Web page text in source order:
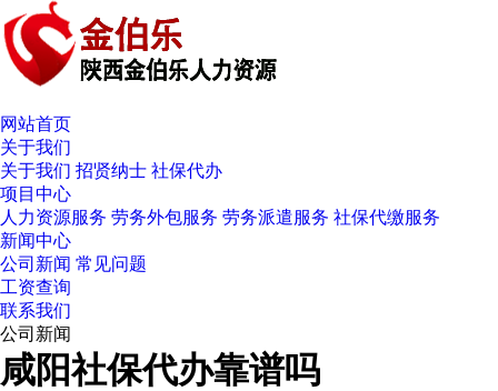
网站首页
关于我们
关于我们 招贤纳士 社保代办
项目中心
人力资源服务 劳务外包服务 劳务派遣服务 社保代缴服务
新闻中心
公司新闻 常见问题
工资查询
联系我们
公司新闻
咸阳社保代办靠谱吗